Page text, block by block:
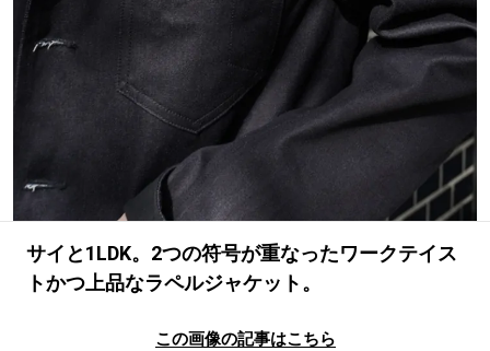
サイと1LDK。2つの符号が重なったワークテイス
トかつ上品なラペルジャケット。
この画像の記事はこちら